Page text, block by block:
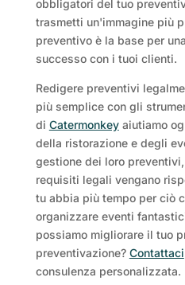
obbligatori del tuo
trasmetti un'immagine più
preventivo è la base per
successo con i tuoi clienti.
Redigere preventivi
più semplice con gli
di Catermonkeyaiutiamo
della ristorazione e degli
gestione dei loro
requisiti legali vengano
tu abbia più tempo per ciò
organizzare eventi
possiamo migliorare il tuo
preventivazione? Contattaci
consulenza personalizzata.